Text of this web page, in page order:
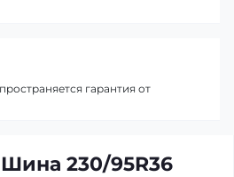
230/95R36
гарантия от